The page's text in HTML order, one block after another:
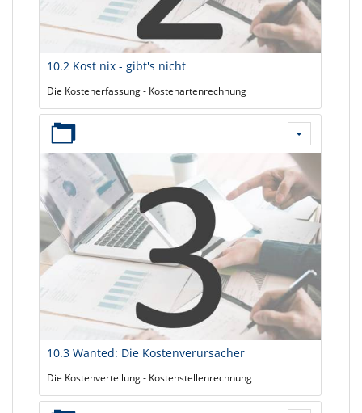
10.2 Kost nix - gibt's nicht
Die Kostenerfassung - Kostenartenrechnung
10.3 Wanted: Die Kostenverursacher
Die Kostenverteilung - Kostenstellenrechnung